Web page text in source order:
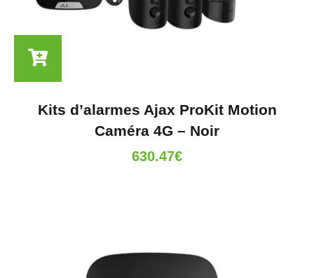
Kits d’alarmes Ajax ProKit Motion
Caméra 4G – Noir
630.47€